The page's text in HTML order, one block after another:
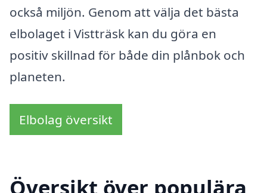
också miljön. Genom att välja det bästa
elbolaget i Vistträsk kan du göra en
positiv skillnad för både din plånbok och
planeten.
Elbolag översikt
Översikt över populära